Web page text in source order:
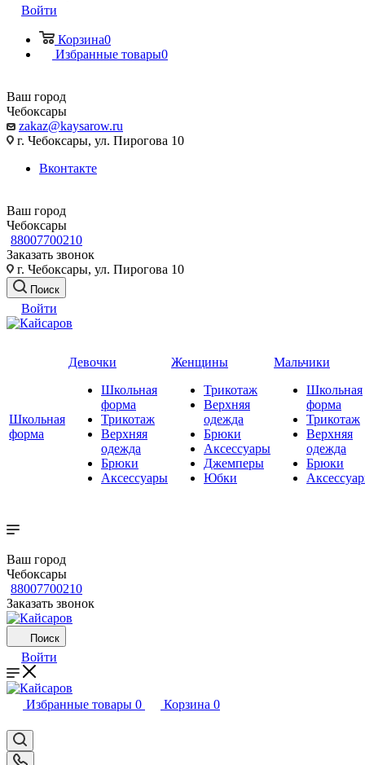
Войти
Корзина0
Избранные товары0
Ваш город
Чебоксары
zakaz@kaysarow.ru
г. Чебоксары, ул. Пирогова 10
Вконтакте
Ваш город
Чебоксары
88007700210
Заказать звонок
г. Чебоксары, ул. Пирогова 10
Поиск
Войти
Школьная
форма
Девочки
Школьная
форма
Трикотаж
Верхняя
одежда
Брюки
Аксессуары
Женщины
Трикотаж
Верхняя
одежда
Брюки
Аксессуары
Джемперы
Юбки
Мальчики
Школьная
форма
Трикотаж
Верхняя
одежда
Брюки
Ваш город
Чебоксары
88007700210
Заказать звонок
Поиск
Войти
Избранные товары 0 Корзина 0